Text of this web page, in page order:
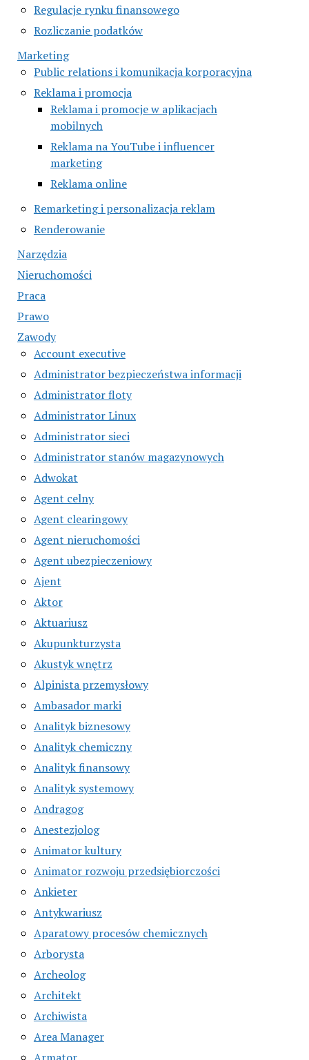
Regulacje rynku finansowego
Rozliczanie podatków
Marketing
Public relations i komunikacja korporacyjna
Reklama i promocja
Reklama i promocje w aplikacjach
mobilnych
Reklama na YouTube i influencer
marketing
Reklama online
Remarketing i personalizacja reklam
Renderowanie
Narzędzia
Nieruchomości
Praca
Prawo
Zawody
Account executive
Administrator bezpieczeństwa informacji
Administrator floty
Administrator Linux
Administrator sieci
Administrator stanów magazynowych
Adwokat
Agent celny
Agent clearingowy
Agent nieruchomości
Agent ubezpieczeniowy
Ajent
Aktor
Aktuariusz
Akupunkturzysta
Akustyk wnętrz
Alpinista przemysłowy
Ambasador marki
Analityk biznesowy
Analityk chemiczny
Analityk finansowy
Analityk systemowy
Andragog
Anestezjolog
Animator kultury
Animator rozwoju przedsiębiorczości
Ankieter
Antykwariusz
Aparatowy procesów chemicznych
Arborysta
Archeolog
Architekt
Archiwista
Area Manager